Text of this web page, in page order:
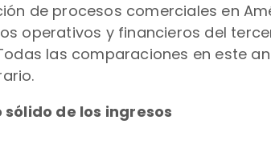
de procesos comerciales en
operativos y financieros del
las comparaciones en este
de los ingresos